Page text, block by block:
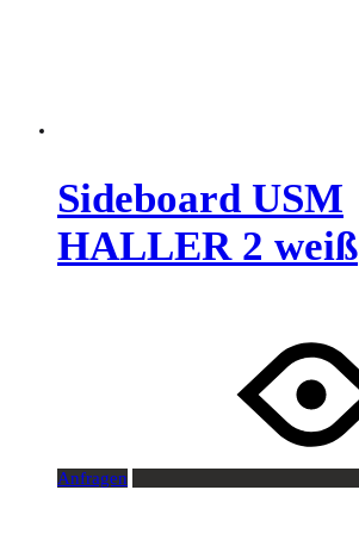
Sideboard USM
HALLER 2 weiß
Anfragen